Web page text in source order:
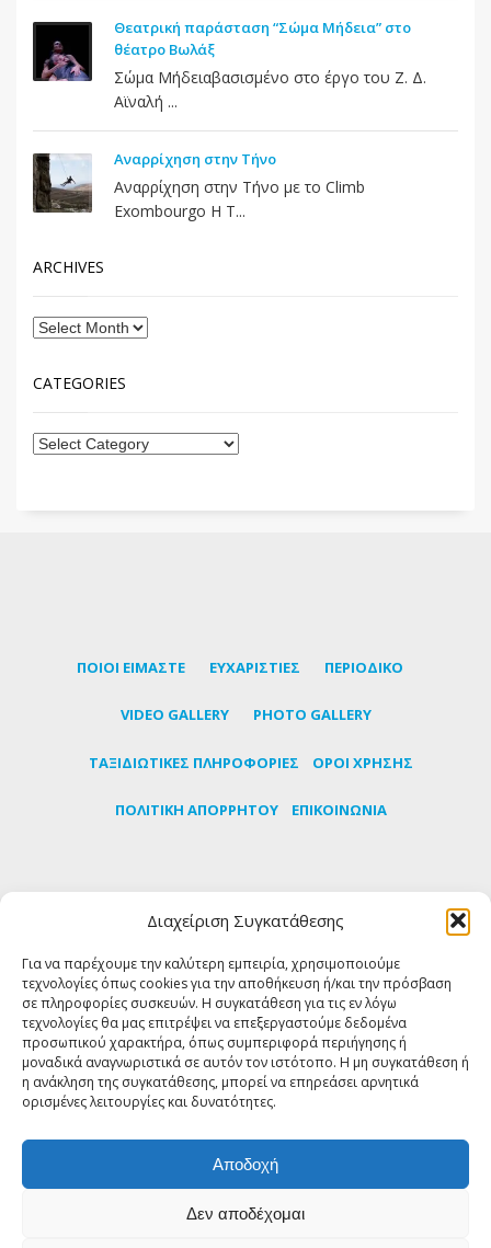
Διαχείριση Συγκατάθεσης
Για να παρέχουμε την καλύτερη εμπειρία, χρησιμοποιούμε
τεχνολογίες όπως cookies για την αποθήκευση ή/και την πρόσβαση
σε πληροφορίες συσκευών. Η συγκατάθεση για τις εν λόγω
τεχνολογίες θα μας επιτρέψει να επεξεργαστούμε δεδομένα
προσωπικού χαρακτήρα, όπως συμπεριφορά περιήγησης ή
μοναδικά αναγνωριστικά σε αυτόν τον ιστότοπο. Η μη συγκατάθεση ή
η ανάκληση της συγκατάθεσης, μπορεί να επηρεάσει αρνητικά
ορισμένες λειτουργίες και δυνατότητες.
Αποδοχή
Δεν αποδέχομαι
Θεατρική παράσταση “Σώμα Μήδεια” στο
θέατρο Βωλάξ
Σώμα Μήδειαβασισμένο στο έργο του Ζ. Δ.
Αϊναλή ...
Αναρρίχηση στην Τήνο
Αναρρίχηση στην Τήνο με το Climb
Exombourgo Η Τ...
ARCHIVES
CATEGORIES
ΠΟΙΟΙ ΕΙΜΑΣΤΕ ΕΥΧΑΡΙΣΤΙΕΣ ΠΕΡΙΟΔΙΚΟ
VIDEO GALLERY PHOTO GALLERY
TΑΞΙΔΙΩΤΙΚΕΣ ΠΛΗΡΟΦΟΡΙΕΣ ΟΡΟΙ ΧΡΗΣΗΣ
ΠΟΛΙΤΙΚΗ ΑΠΟΡΡΗΤΟΥ ΕΠΙΚΟΙΝΩΝΙΑ
πρώτοι τα τελευταία νέα για την Τήνο
ΕΓΓΡΑΦΗ
FOLLOW US
© Copyright 2018 Tinos About - All rights reserved | Powered by
Shell-iT